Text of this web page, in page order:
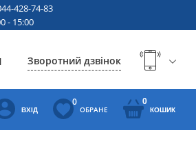
428-74-83
- 15:00
Зворотний дзвінок
ВХІД
0
ОБРАНЕ
0
КОШИК